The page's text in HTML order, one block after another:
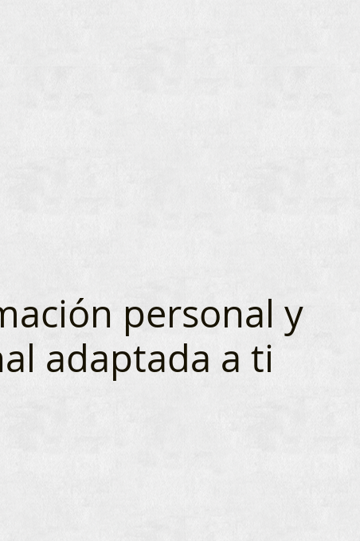
personal y
adaptada a ti